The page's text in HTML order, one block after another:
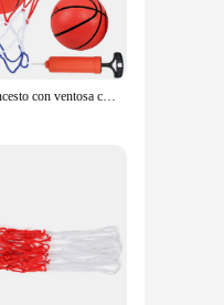
Aro de baloncesto con ventosa con 2 bolas, aro de baloncesto interior, aro de baloncesto montado en la pared para niños y niñas